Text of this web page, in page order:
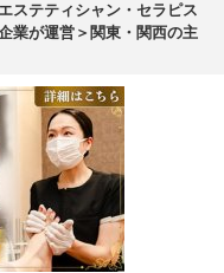
ステティシャン・セラピス
業が運営＞関東・関西の主